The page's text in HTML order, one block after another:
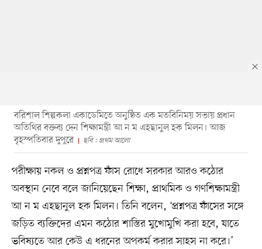
বরিশাল শিল্পকলা একাডেমিতে অনুষ্ঠিত এক মতবিনিময় সভায় প্রধান
অতিথির বক্তব্য দেন শিক্ষামন্ত্রী আ ন ম এহছানুল হক মিলন। আজ
বৃহস্পতিবার দুপুরে
ছবি : প্রথম আলো
পরীক্ষায় নকল ও প্রশ্নপত্র ফাঁস রোধে সরকার আরও কঠোর
অবস্থান নেবে বলে জানিয়েছেন শিক্ষা, প্রাথমিক ও গণশিক্ষামন্ত্রী
আ ন ম এহছানুল হক মিলন। তিনি বলেন, ‘প্রশ্নপত্র ফাঁসের সঙ্গে
জড়িত ব্যক্তিদের এমন কঠোর শাস্তির মুখোমুখি করা হবে, যাতে
ভবিষ্যতে আর কেউ এ ধরনের অপকর্ম করার সাহস না করে।’